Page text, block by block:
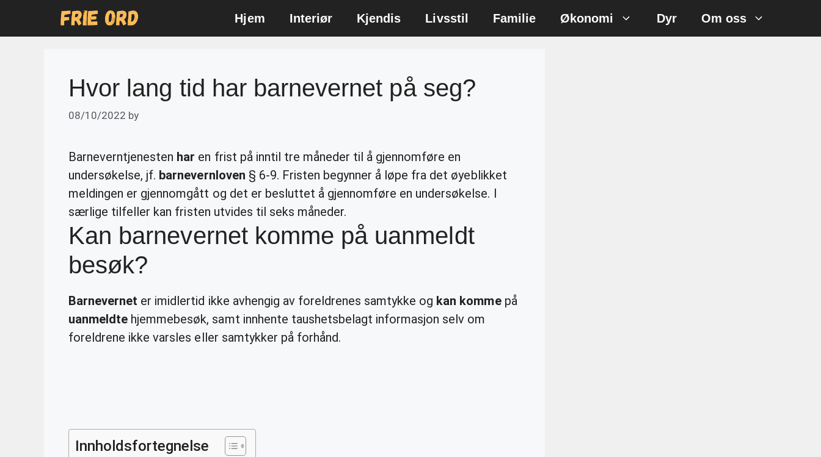
Hjem Interiør Kjendis Livsstil Familie Økonomi Dyr Om oss
Hvor lang tid har barnevernet på seg?
08/10/2022 by
Barneverntjenesten har en frist på inntil tre måneder til å gjennomføre en
undersøkelse, jf. barnevernloven § 6-9. Fristen begynner å løpe fra det øyeblikket
meldingen er gjennomgått og det er besluttet å gjennomføre en undersøkelse. I
særlige tilfeller kan fristen utvides til seks måneder.
Kan barnevernet komme på uanmeldt
besøk?
Barnevernet er imidlertid ikke avhengig av foreldrenes samtykke og kan kommepå
uanmeldte hjemmebesøk, samt innhente taushetsbelagt informasjon selv om
foreldrene ikke varsles eller samtykker på forhånd.
Innholdsfortegnelse